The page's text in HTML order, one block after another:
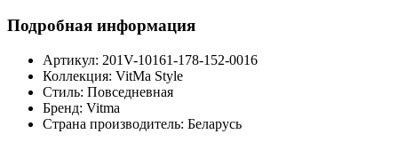
Подробная информация
Артикул: 201V-10161-178-152-0016
Коллекция: VitMa Style
Стиль: Повседневная
Бренд: Vitma
Страна производитель: Беларусь